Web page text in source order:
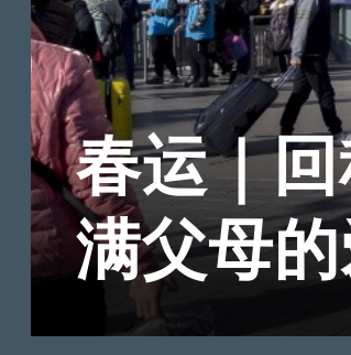
春运｜
满父母